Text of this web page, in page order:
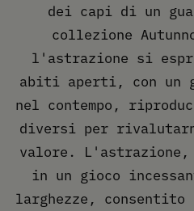
dei capi di un
collezione
l'astrazione si
abiti aperti, con un
nel contempo,
diversi per
valore.
in un gioco
larghezze,